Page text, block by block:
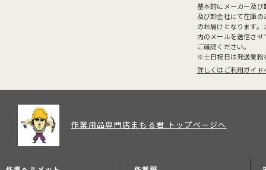
基本的にメーカー及
及び卸会社にて在庫
のお届けとなります
内のメールを送信さ
ご確認ください。
※土日祝日は発送業務
詳しくはご利用ガイド
作業用品専門店まもる君 トップページへ